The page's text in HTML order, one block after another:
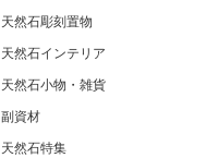
天然石彫刻置物
天然石インテリア
天然石小物・雑貨
副資材
天然石特集